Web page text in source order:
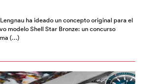
ha ideado un concepto original para el
modelo Shell Star Bronze: un concurso
(…)